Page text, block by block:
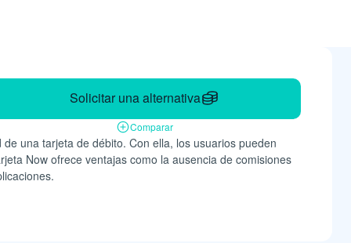
Solicitar una alternativa
Comparar
una tarjeta de débito. Con ella, los usuarios pueden
Now ofrece ventajas como la ausencia de comisiones